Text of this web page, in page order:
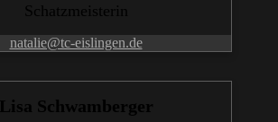
Schatzmeisterin
natalie@tc-eislingen.de
Lisa Schwamberger